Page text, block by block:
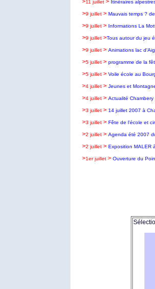
>11 juillet > Itinéraires
>9 juillet > Mauvais temps ?
>9 juillet > Informations La
>9 juillet >Tous autour du jeu
>9 juillet > Animations lac
>5 juillet > programme de la
>5 juillet > Voile école au
>4 juillet > Jeunes et
>4 juillet > Actualité
>3 juillet > 14 juillet 2007 à
>3 juillet > Fête de l'école et
>2 juillet > Agenda été 2007
>2 juillet > Exposition MALER
>1er juillet > Ouverture du